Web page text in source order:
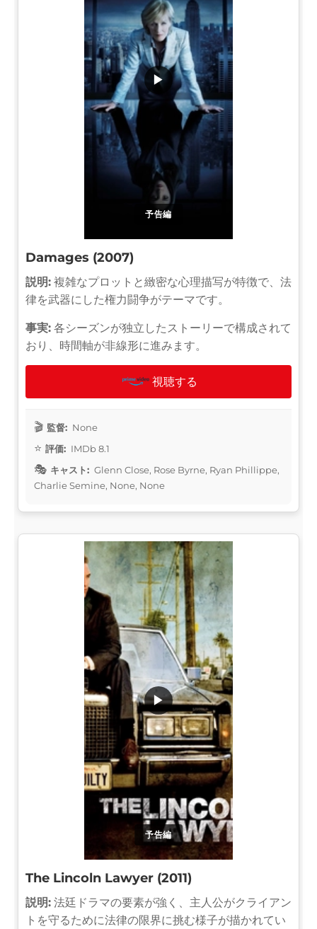
予告編
▶
Damages (2007)
説明: 複雑なプロットと緻密な心理描写が特徴で、法
律を武器にした権力闘争がテーマです。
事実: 各シーズンが独立したストーリーで構成されて
おり、時間軸が非線形に進みます。
視聴する
監督: None
評価: IMDb 8.1
キャスト: Glenn Close, Rose Byrne, Ryan Phillippe,
Charlie Semine, None, None
予告編
▶
The Lincoln Lawyer (2011)
説明: 法廷ドラマの要素が強く、主人公がクライアン
トを守るために法律の限界に挑む様子が描かれてい